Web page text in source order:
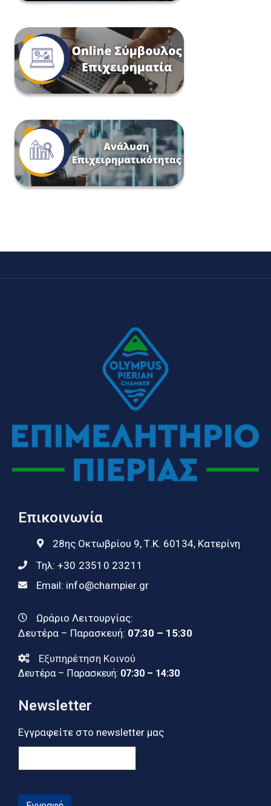
Επικοινωνία
28ης Οκτωβρίου 9, Τ.Κ. 60134, Κατερίνη
Τηλ: +30 23510 23211
Email: info@champier.gr
Ωράριο Λειτουργίας:
Δευτέρα – Παρασκευή: 07:30 – 15:30
Εξυπηρέτηση Κοινού
Δευτέρα – Παρασκευή: 07:30 – 14:30
Newsletter
Εγγραφείτε στο newsletter μας